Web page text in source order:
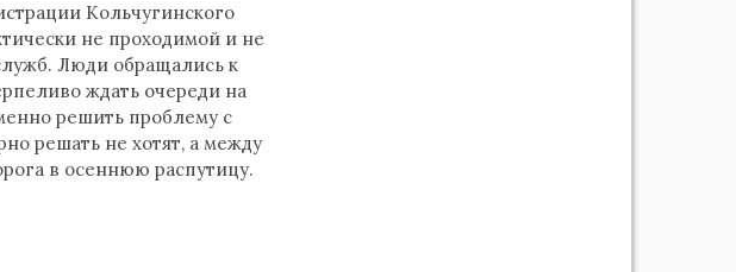
Кольчугинского
не проходимой и не
Люди обращались к
ждать очереди на
решить проблему с
решать не хотят, а между
в осеннюю распутицу.